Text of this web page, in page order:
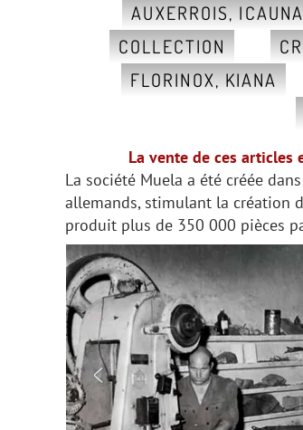
AUXERROIS,
COLLECTION
FLORINOX, KIANA
La vente de ces articles
La société Muela a été créée
allemands, stimulant la création
produit plus de 350 000 pièces
